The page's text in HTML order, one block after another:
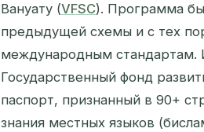
Вануату (VFSC). Программа
предыдущей схемы и с тех
международным стандартам.
Государственный фонд
паспорт, признанный в 90+
знания местных языков